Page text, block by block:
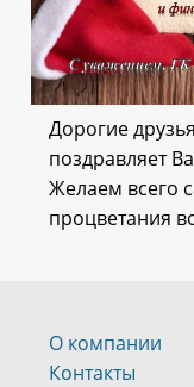
Дорогие
поздравляет
Желаем всего
процветания
О компании
Контакты